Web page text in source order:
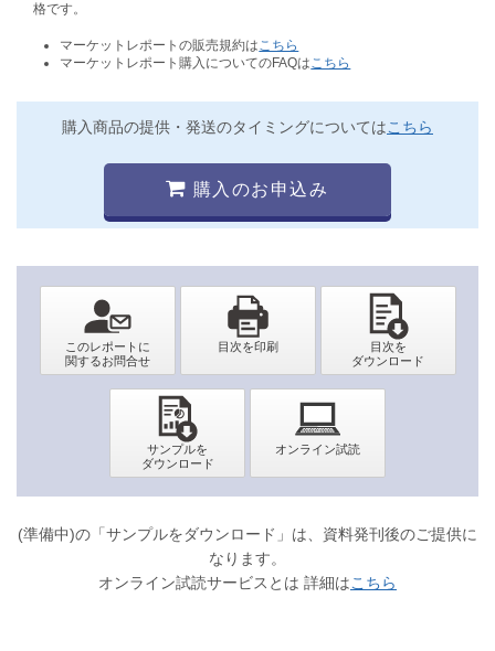
格です。
マーケットレポートの販売規約は こちら
マーケットレポート購入についてのFAQは こちら
購入商品の提供・発送のタイミングについてはこちら
購入のお申込み
(準備中)の「サンプルをダウンロード」は、資料発刊後のご提供に
なります。
オンライン試読サービスとは 詳細はこちら